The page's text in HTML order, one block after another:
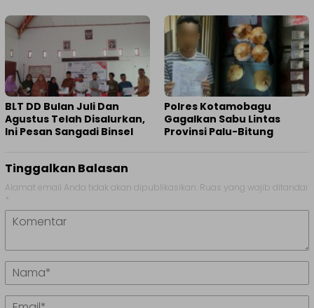
BLT DD Bulan Juli Dan
Agustus Telah Disalurkan,
Ini Pesan Sangadi Binsel
Polres Kotamobagu
Gagalkan Sabu Lintas
Provinsi Palu-Bitung
Tinggalkan Balasan
Alamat email Anda tidak akan dipublikasikan. Ruas yang wajib ditandai
*